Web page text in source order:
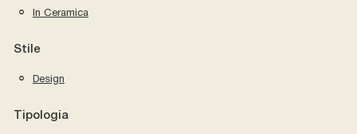
In Ceramica
Stile
Design
Tipologia